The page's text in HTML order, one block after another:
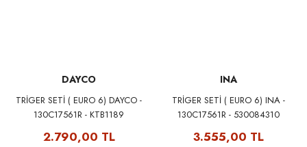
DAYCO
TRİGER SETİ ( EURO 6) DAYCO -
130C17561R - KTB1189
2.790,00 TL
INA
TRİGER SETİ ( EURO 6) INA -
130C17561R - 530084310
3.555,00 TL